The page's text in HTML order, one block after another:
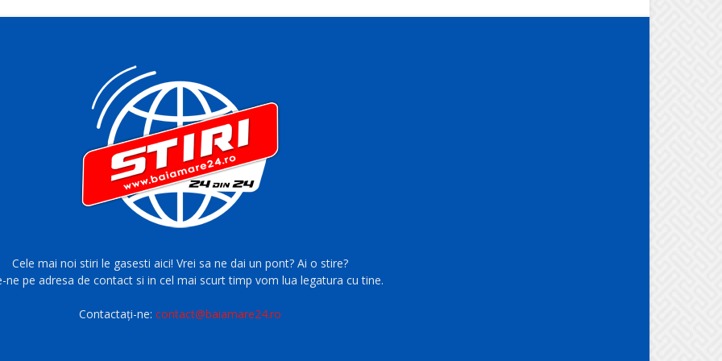
Cele mai noi stiri le gasesti aici! Vrei sa ne dai un pont? Ai o stire?
ne pe adresa de contact si in cel mai scurt timp vom lua legatura cu tine.
Contactați-ne:contact@baiamare24.ro